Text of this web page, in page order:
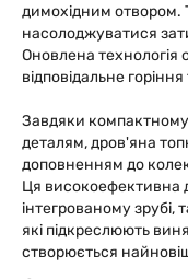
димохідним отвором.
насолоджуватися
Оновлена технологія
відповідальне
Завдяки
деталям, дров'яна
доповненням до
Ця високоефективна
інтегрованому зрубі,
які підкреслюють
створюється